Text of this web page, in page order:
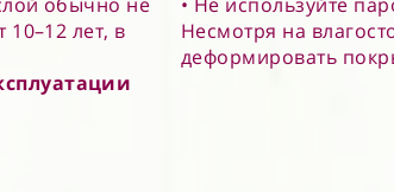
лет, в
Несмотря на
деформировать